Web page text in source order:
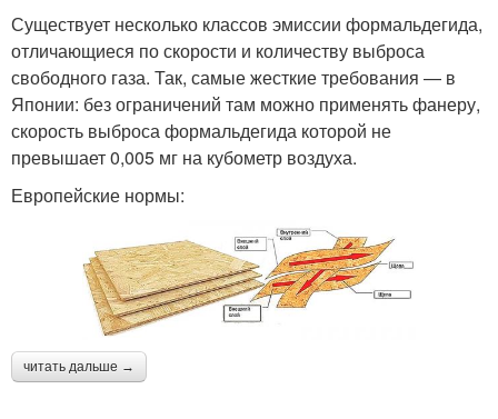
Существует несколько классов эмиссии формальдегида,
отличающиеся по скорости и количеству выброса
свободного газа. Так, самые жесткие требования — в
Японии: без ограничений там можно применять фанеру,
скорость выброса формальдегида которой не
превышает 0,005 мг на кубометр воздуха.
Европейские нормы:
читать дальше →